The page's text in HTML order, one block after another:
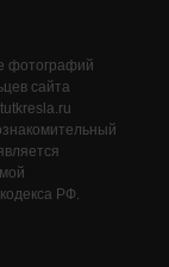
фотографий
сайта
РФ.